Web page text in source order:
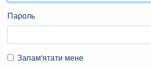
Пароль
Запам'ятати мене